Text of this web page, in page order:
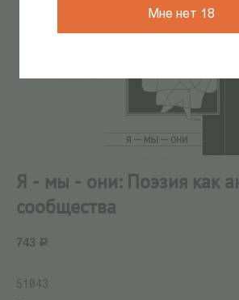
Мне нет 18
Я - мы - они: Поэзия как
сообщества
743 Р
51043